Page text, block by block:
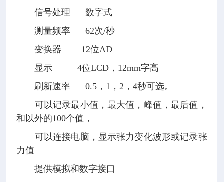
信号处理 数字式
测量频率 62次/秒
变换器 12位AD
显示 4位LCD，12mm字高
刷新速率 0.5，1，2，4秒可选。
可以记录最小值，最大值，峰值，最后值，
和以外的100个值，
可以连接电脑，显示张力变化波形或记录张
力值
提供模拟和数字接口